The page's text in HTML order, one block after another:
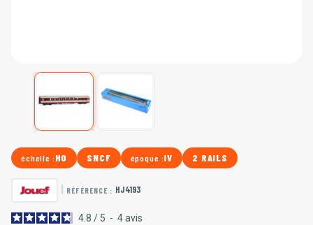
échelle : HO SNCF époque :IV 2 RAILS
| RÉFÉRENCE : HJ4193
4.8 / 5 - 4avis